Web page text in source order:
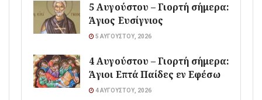
5 Αυγούστου – Γιορτή σήμερα:
Άγιος Ευσίγνιος
5 ΑΥΓΟΎΣΤΟΥ, 2026
4 Αυγούστου – Γιορτή σήμερα:
Άγιοι Επτά Παίδες εν Εφέσω
4 ΑΥΓΟΎΣΤΟΥ, 2026